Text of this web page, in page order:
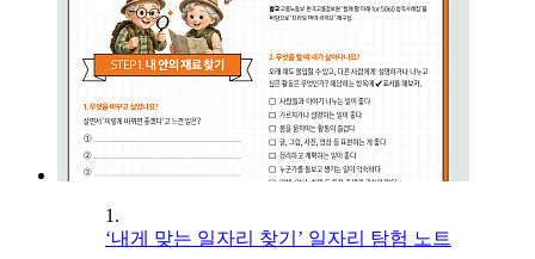
1.
‘내게 맞는 일자리 찾기’ 일자리 탐험 노트